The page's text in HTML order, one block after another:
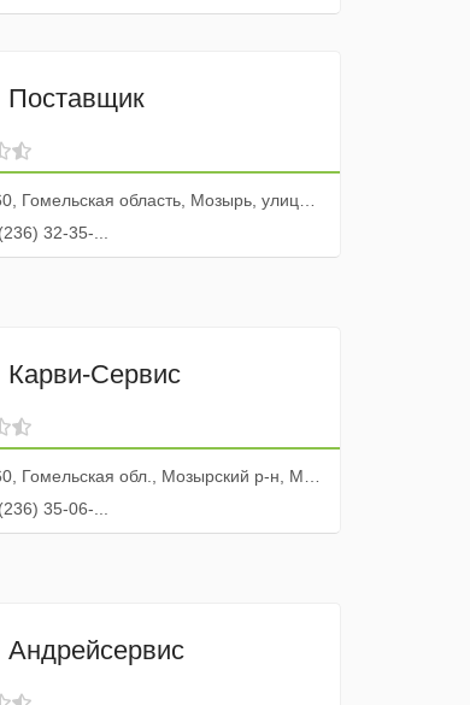
Поставщик
область, Мозырь, улица Фрунзе, 5, ком 10
32-35-...
Карви-Сервис
обл., Мозырский р-н, Мозырь г., бул. Дружбы, 12, ком. 4
35-06-...
Андрейсервис